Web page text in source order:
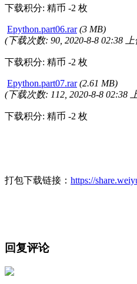
下载积分: 精币 -2 枚
Epython.part06.rar (3 MB)
(下载次数: 90, 2020-8-8 02:38 上
下载积分: 精币 -2 枚
Epython.part07.rar (2.61 MB)
(下载次数: 112, 2020-8-8 02:38
下载积分: 精币 -2 枚
打包下载链接： https://
回复评论